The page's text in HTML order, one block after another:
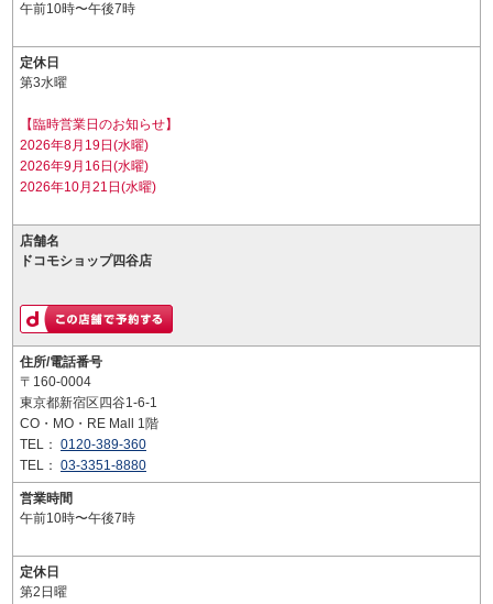
午前10時〜午後7時
定休日
第3水曜
【臨時営業日のお知らせ】
2026年8月19日(水曜)
2026年9月16日(水曜)
2026年10月21日(水曜)
店舗名
ドコモショップ四谷店
住所/電話番号
〒160-0004
東京都新宿区四谷1-6-1
CO・MO・RE Mall 1階
TEL： 0120-389-360
TEL： 03-3351-8880
営業時間
午前10時〜午後7時
定休日
第2日曜